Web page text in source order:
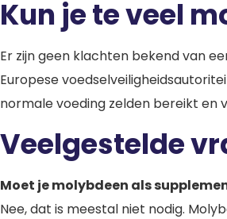
Kun je te veel
Er zijn geen klachten bekend van
Europese
normale voeding zelden bereikt en
Veelgestelde
Moet je molybdeen als
Nee, dat is meestal niet nodig.